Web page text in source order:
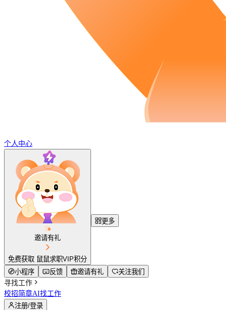
个人中心
邀请有礼
免费获取 鼠鼠求职VIP积分
更多
小程序 反馈 邀请有礼
关注我们
寻找工作
校招简章AI找工作
注册/登录